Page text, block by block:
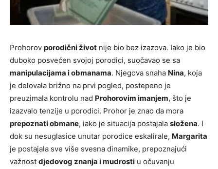
Prohorov porodični život nije bio bez izazova. Iako je bio
duboko posvećen svojoj porodici, suočavao se sa
manipulacijama i obmanama. Njegova snaha Nina, koja
je delovala brižno na prvi pogled, postepeno je
preuzimala kontrolu nad Prohorovim imanjem, što je
izazvalo tenzije u porodici. Prohor je znao da mora
prepoznati obmane, iako je situacija postajala složena. I
dok su nesuglasice unutar porodice eskalirale, Margarita
je postajala sve više svesna dinamike, prepoznajući
važnost djedovog znanja i mudrosti u očuvanju